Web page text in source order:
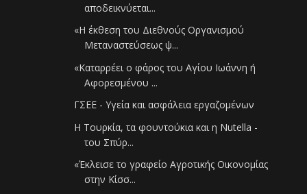
αποδεικνύεται...
«Η έκθεση του Διεθνούς Οργανισμού
Μεταναστεύσεως ψ...
«Καταρρέει ο φάρος του Αγίου Ιωάννη ή
Αφορεσμένου ...
ΓΣΕΕ - Υγεία και ασφάλεια εργαζομένων
Η Τουρκία, τα φουντούκια και η Nutella -
του Σπύρ...
«Έκλεισε το γραφείο Αγροτικής Οικονομίας
στην Κίσσ...